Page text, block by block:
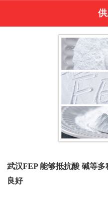
武汉FEP 能够抵抗酸 碱等
良好